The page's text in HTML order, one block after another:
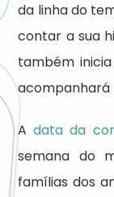
da linha do
contar a sua
também
acompanhará
A data da
semana do
famílias dos